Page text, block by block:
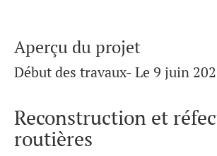
Aperçu du projet
Début des travaux- Le 9 juin
Reconstruction et
routières